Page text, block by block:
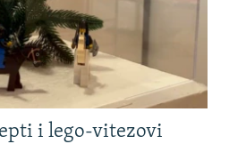
i lego-vitezovi